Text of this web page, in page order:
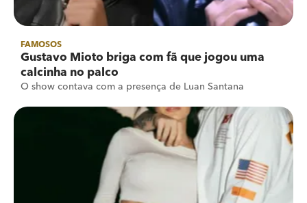
FAMOSOS
Gustavo Mioto briga com fã que jogou uma
calcinha no palco
O show contava com a presença de Luan Santana